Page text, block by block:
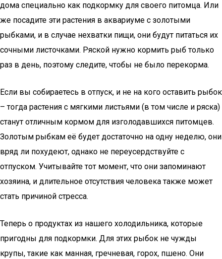
дома специально как подкормку для своего питомца. Или
же посадите эти растения в аквариуме с золотыми
рыбками, и в случае нехватки пищи, они будут питаться их
сочными листочками. Ряской нужно кормить рыб только
раз в день, поэтому следите, чтобы не было перекорма.
Если вы собираетесь в отпуск, и не на кого оставить рыбок
– тогда растения с мягкими листьями (в том числе и ряска)
станут отличным кормом для изголодавшихся питомцев.
Золотым рыбкам её будет достаточно на одну неделю, они
вряд ли похудеют, однако не переусердствуйте с
отпуском. Учитывайте тот момент, что они запоминают
хозяина, и длительное отсутствия человека также может
стать причиной стресса.
Теперь о продуктах из нашего холодильника, которые
пригодны для подкормки. Для этих рыбок не чужды
крупы, такие как манная, гречневая, горох, пшено. Они